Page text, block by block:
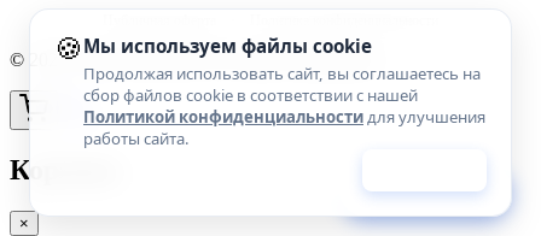
Фильтры
© 2026 МскТопРазбор. Все права защищены.
Корзина
×
🍪 Мы используем файлы cookie
Продолжая использовать сайт, вы соглашаетесь на
сбор файлов cookie в соответствии с нашей
Политикой конфиденциальностидля улучшения
работы сайта.